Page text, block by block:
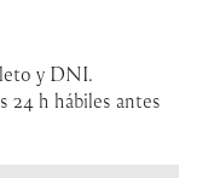
y DNI.
24 h hábiles antes